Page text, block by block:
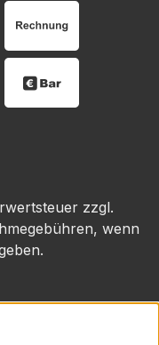
zzgl.
wenn